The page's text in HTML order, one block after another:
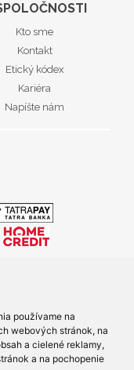
používame na
webových stránok, na
a cielené reklamy,
a na pochopenie
Kto sme
Kontakt
Etický kódex
Kariéra
Napíšte nám